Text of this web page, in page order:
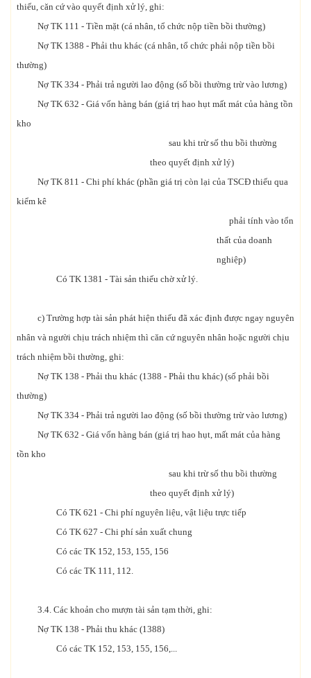
thiếu, căn cứ vào quyết định xử lý, ghi:
Nợ TK 111 - Tiền mặt (cá nhân, tổ chức nộp tiền bồi thường)
Nợ TK 1388 - Phải thu khác (cá nhân, tổ chức phải nộp tiền bồi
thường)
Nợ TK 334 - Phải trả người lao động (số bồi thường trừ vào lương)
Nợ TK 632 - Giá vốn hàng bán (giá trị hao hụt mất mát của hàng tồn
kho
sau khi trừ số thu bồi thường
theo quyết định xử lý)
Nợ TK 811 - Chi phí khác (phần giá trị còn lại của TSCĐ thiếu qua
kiểm kê
phải tính vào tổn
thất của doanh
nghiệp)
Có TK 1381 - Tài sản thiếu chờ xử lý.
c) Trường hợp tài sản phát hiện thiếu đã xác định được ngay nguyên
nhân và người chịu trách nhiệm thì căn cứ nguyên nhân hoặc người chịu
trách nhiệm bồi thường, ghi:
Nợ TK 138 - Phải thu khác (1388 - Phải thu khác) (số phải bồi
thường)
Nợ TK 334 - Phải trả người lao động (số bồi thường trừ vào lương)
Nợ TK 632 - Giá vốn hàng bán (giá trị hao hụt, mất mát của hàng
tồn kho
sau khi trừ số thu bồi thường
theo quyết định xử lý)
Có TK 621 - Chi phí nguyên liệu, vật liệu trực tiếp
Có TK 627 - Chi phí sản xuất chung
Có các TK 152, 153, 155, 156
Có các TK 111, 112.
3.4. Các khoản cho mượn tài sản tạm thời, ghi:
Nợ TK 138 - Phải thu khác (1388)
Có các TK 152, 153, 155, 156,...